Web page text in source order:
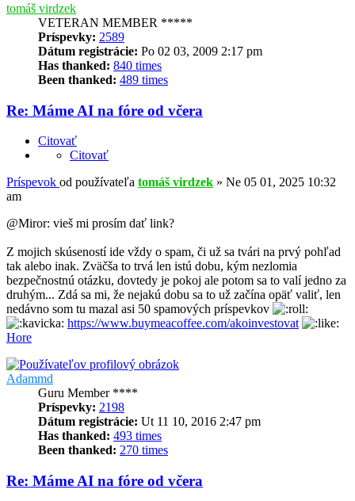
tomáš virdzek
VETERAN MEMBER *****
Príspevky: 2589
Dátum registrácie: Po 02 03, 2009 2:17 pm
Has thanked: 840 times
Been thanked: 489 times
Re: Máme AI na fóre od včera
Citovať
Citovať
Príspevok od používateľa tomáš virdzek » Ne 05 01, 2025 10:32
am
@Miror: vieš mi prosím dať link?
Z mojich skúseností ide vždy o spam, či už sa tvári na prvý pohľad
tak alebo inak. Zväčša to trvá len istú dobu, kým nezlomia
bezpečnostnú otázku, dovtedy je pokoj ale potom sa to valí jedno za
druhým... Zdá sa mi, že nejakú dobu sa to už začína opäť valiť, len
nedávno som tu mazal asi 50 spamových príspevkov
https://www.buymeacoffee.com/akoinvestovat
Hore
Adammd
Guru Member ****
Príspevky: 2198
Dátum registrácie: Ut 11 10, 2016 2:47 pm
Has thanked: 493 times
Been thanked: 270 times
Re: Máme AI na fóre od včera